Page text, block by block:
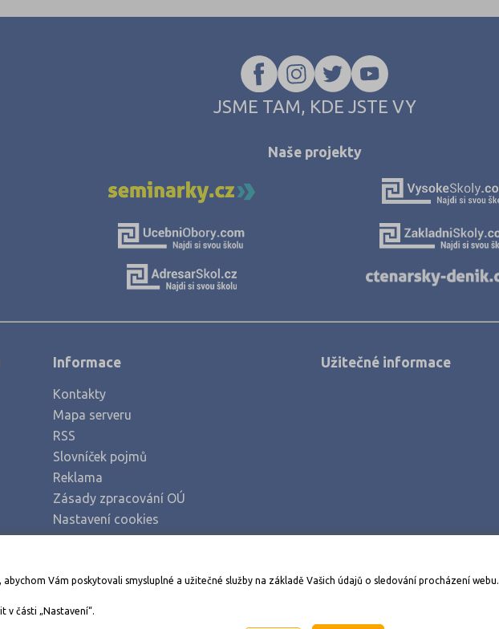
JSME TAM, KDE JSTE VY
Naše projekty
Informace
Kontakty
Mapa serveru
RSS
Slovníček pojmů
Reklama
Zásady zpracování OÚ
Nastavení cookies
Stáhněte si aplikaci Adresář škol
Užitečné informace
AMOS KamPoMaturite.cz, s.r.o., stránky vytvořilo
Vám poskytovali smysluplné a užitečné služby na základě Vašich údajů o sledování procházení webu.
v části „Nastavení“.